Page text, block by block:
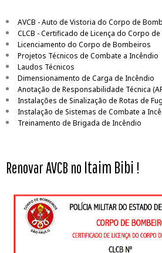
AVCB - Auto de Vistoria do Corpo de
CLCB - Certificado de Licença do Corpo
Licenciamento do Corpo de Bombeiros
Projetos Técnicos de Combate a Incêndio
Laudos Técnicos
Dimensionamento de Carga de Incêndio
Anotação de Responsabilidade Técnica
Instalações de Sinalização de Rotas de
Instalação de Sistemas de Combate a
Treinamento de Brigada de Incêndio
Renovar AVCB no Itaim Bibi !